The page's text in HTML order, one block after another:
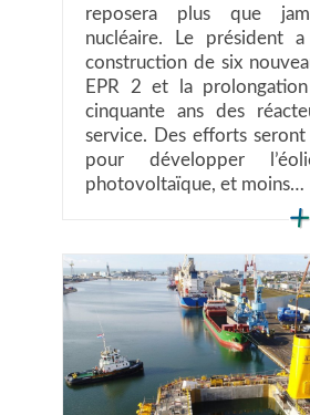
reposera plus que
nucléaire. Le président
construction de six
EPR 2 et la
cinquante ans des
service. Des efforts seront
pour développer
photovoltaïque, et moins…